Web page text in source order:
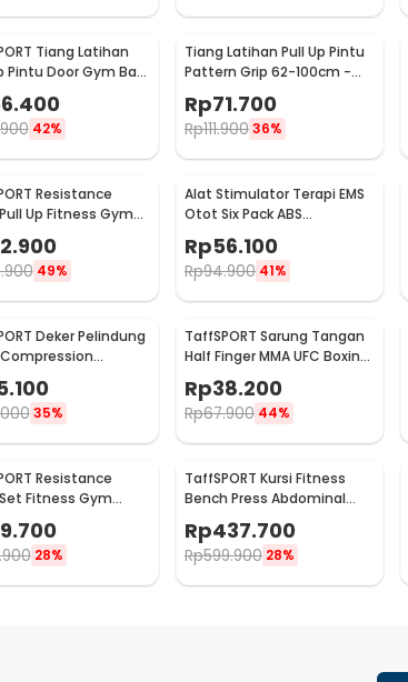
Tiang Latihan
Pintu Door Gym Bar
62-100cm -
42%
Tiang Latihan Pull Up Pintu
Pattern Grip 62-100cm -
Rp71.700
Rp111.90036%
Resistance
Up Fitness Gym
49%
Alat Stimulator Terapi EMS
Otot Six Pack ABS
Abdominal Muscle - 068R2
Rp56.100
Rp94.900 41%
Deker Pelindung
35%
TaffSPORT Sarung Tangan
Half Finger MMA UFC Boxing
PU Leather Gloves - FE-
BO0027
Rp38.200
Rp67.900 44%
Resistance
Fitness Gym
11 PCS - YR2-11
28%
TaffSPORT Kursi Fitness
Bench Press Abdominal
Muscle Foldable - YC-300
Rp437.700
Rp599.900 28%